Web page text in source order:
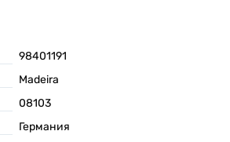
98401191
Madeira
08103
Германия